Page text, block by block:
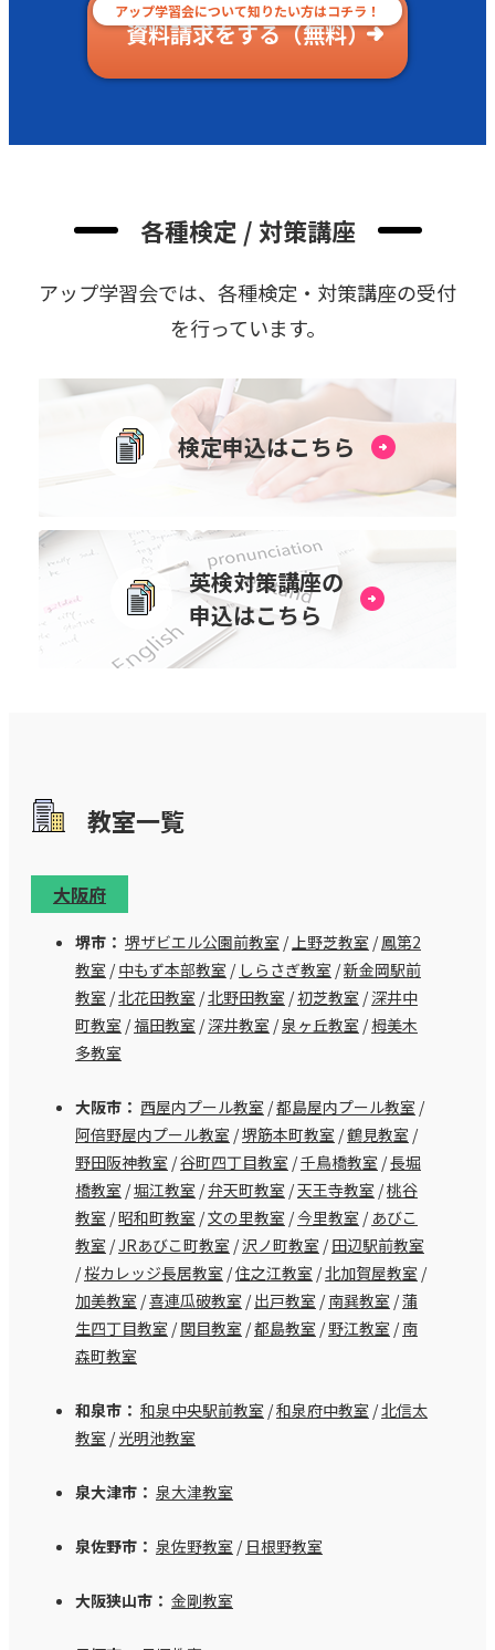
アップ学習会について知りたい方はコチラ！
資料請求をする（無料）
各種検定 / 対策講座
アップ学習会では、各種検定・対策講座の受付
を⾏っています。
検定申込はこちら
英検対策講座の
申込はこちら
教室⼀覧
大阪府
堺市： 堺ザビエル公園前教室 / 上野芝教室 /鳳第2
教室 /中もず本部教室 / しらさぎ教室 /新金岡駅前
教室 /北花田教室 /北野田教室 /初芝教室 /深井中
町教室 /福田教室 /深井教室 /泉ヶ丘教室 /栂美木
多教室
大阪市： 西屋内プール教室 /都島屋内プール教室 /
阿倍野屋内プール教室 /堺筋本町教室 /鶴見教室 /
野田阪神教室 /谷町四丁目教室 /千鳥橋教室 /長堀
橋教室 /堀江教室 /弁天町教室 /天王寺教室 /桃谷
教室 /昭和町教室 /文の里教室 /今里教室 / あびこ
教室 /JRあびこ町教室 /沢ノ町教室 /田辺駅前教室
/桜カレッジ長居教室 /住之江教室 /北加賀屋教室 /
加美教室 /喜連瓜破教室 /出戸教室 /南巽教室 /蒲
生四丁目教室 /関目教室 /都島教室 /野江教室 /南
森町教室
和泉市： 和泉中央駅前教室 /和泉府中教室 /北信太
教室 /光明池教室
泉大津市： 泉大津教室
泉佐野市： 泉佐野教室 / 日根野教室
大阪狭山市： 金剛教室